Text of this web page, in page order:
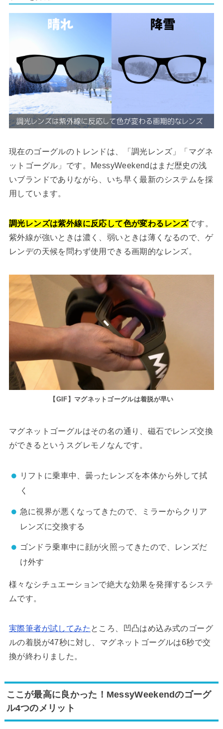
現在のゴーグルのトレンドは、「調光レンズ」「マグネ
ットゴーグル」です。MessyWeekendはまだ歴史の浅
いブランドでありながら、いち早く最新のシステムを採
用しています。
調光レンズは紫外線に反応して色が変わるレンズです。
紫外線が強いときは濃く、弱いときは薄くなるので、ゲ
レンデの天候を問わず使用できる画期的なレンズ。
【GIF】マグネットゴーグルは着脱が早い
マグネットゴーグルはその名の通り、磁石でレンズ交換
ができるというスグレモノなんです。
リフトに乗車中、曇ったレンズを本体から外して拭
く
急に視界が悪くなってきたので、ミラーからクリア
レンズに交換する
ゴンドラ乗車中に顔が火照ってきたので、レンズだ
け外す
様々なシチュエーションで絶大な効果を発揮するシステ
ムです。
実際筆者が試してみた ところ、凹凸はめ込み式のゴーグ
ルの着脱が47秒に対し、マグネットゴーグルは6秒で交
換が終わりました。
ここが最高に良かった！MessyWeekendのゴーグ
ル4つのメリット